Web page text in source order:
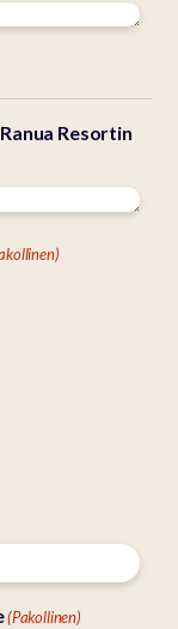
Resortin
(Pakollinen)